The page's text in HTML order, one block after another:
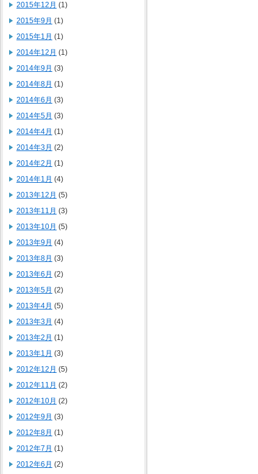
2015年12月 (1)
2015年9月 (1)
2015年1月 (1)
2014年12月 (1)
2014年9月 (3)
2014年8月 (1)
2014年6月 (3)
2014年5月 (3)
2014年4月 (1)
2014年3月 (2)
2014年2月 (1)
2014年1月 (4)
2013年12月 (5)
2013年11月 (3)
2013年10月 (5)
2013年9月 (4)
2013年8月 (3)
2013年6月 (2)
2013年5月 (2)
2013年4月 (5)
2013年3月 (4)
2013年2月 (1)
2013年1月 (3)
2012年12月 (5)
2012年11月 (2)
2012年10月 (2)
2012年9月 (3)
2012年8月 (1)
2012年7月 (1)
2012年6月 (2)